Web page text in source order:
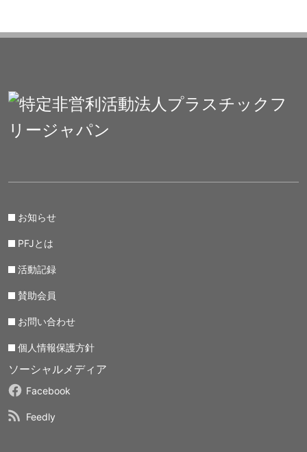
お知らせ
PFJとは
活動記録
賛助会員
お問い合わせ
個人情報保護方針
ソーシャルメディア
Facebook
Feedly